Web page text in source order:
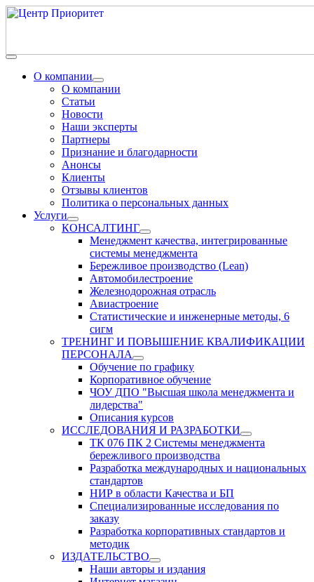
О компании
О компании
Статьи
Новости
Наши эксперты
Партнеры
Признание и благодарности
Анонсы
Клиенты
Отзывы клиентов
Политика о персональных данных
Услуги
КОНСАЛТИНГ
Менеджмент качества, интегрированные
системы менеджмента
Бережливое производство (Lean)
Автомобилестроение
Железнодорожная отрасль
Авиастроение
Статистические и инженерные методы, 6
сигм
ТРЕНИНГ И ПОВЫШЕНИЕ КВАЛИФИКАЦИИ
ПЕРСОНАЛА
Обучение по графику
Корпоративное обучение
ЧОУ ДПО "Высшая школа менеджмента и
лидерства"
Описания курсов
ИССЛЕДОВАНИЯ И РАЗРАБОТКИ
ТК 076 ПК 2 Системы менеджмента
бережливого производства
Разработка международных и национальных
стандартов
НИР в области Качества и БП
Специализированные исследования по
заказу
Разработка корпоративных стандартов и
методик
ИЗДАТЕЛЬСТВО
Наши авторы и издания